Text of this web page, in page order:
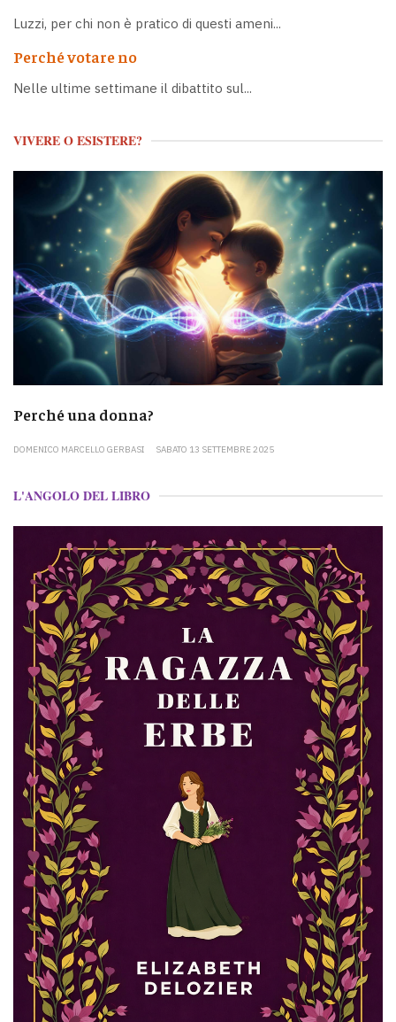
Luzzi, per chi non è pratico di questi ameni...
Perché votare no
Nelle ultime settimane il dibattito sul...
VIVERE O ESISTERE?
Perché una donna?
DOMENICO MARCELLO GERBASI SABATO 13 SETTEMBRE 2025
L'ANGOLO DEL LIBRO